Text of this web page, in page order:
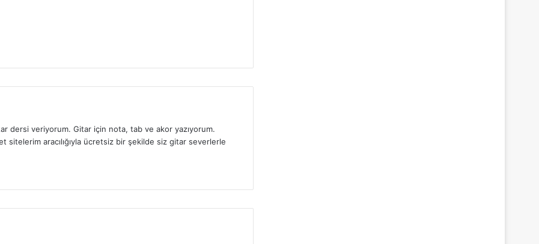
dersi veriyorum. Gitar için nota, tab ve akor yazıyorum.
sitelerim aracılığıyla ücretsiz bir şekilde siz gitar severlerle